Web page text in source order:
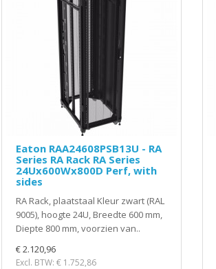
Eaton RAA24608PSB13U - RA
Series RA Rack RA Series
24Ux600Wx800D Perf, with
sides
RA Rack, plaatstaal Kleur zwart (RAL
9005), hoogte 24U, Breedte 600 mm,
Diepte 800 mm, voorzien van..
€ 2.120,96
Excl. BTW: € 1.752,86